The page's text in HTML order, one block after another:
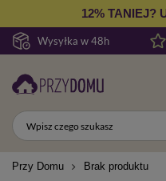
Wysyłka w 48h
12% TANIEJ?
Przy Domu Brak produktu